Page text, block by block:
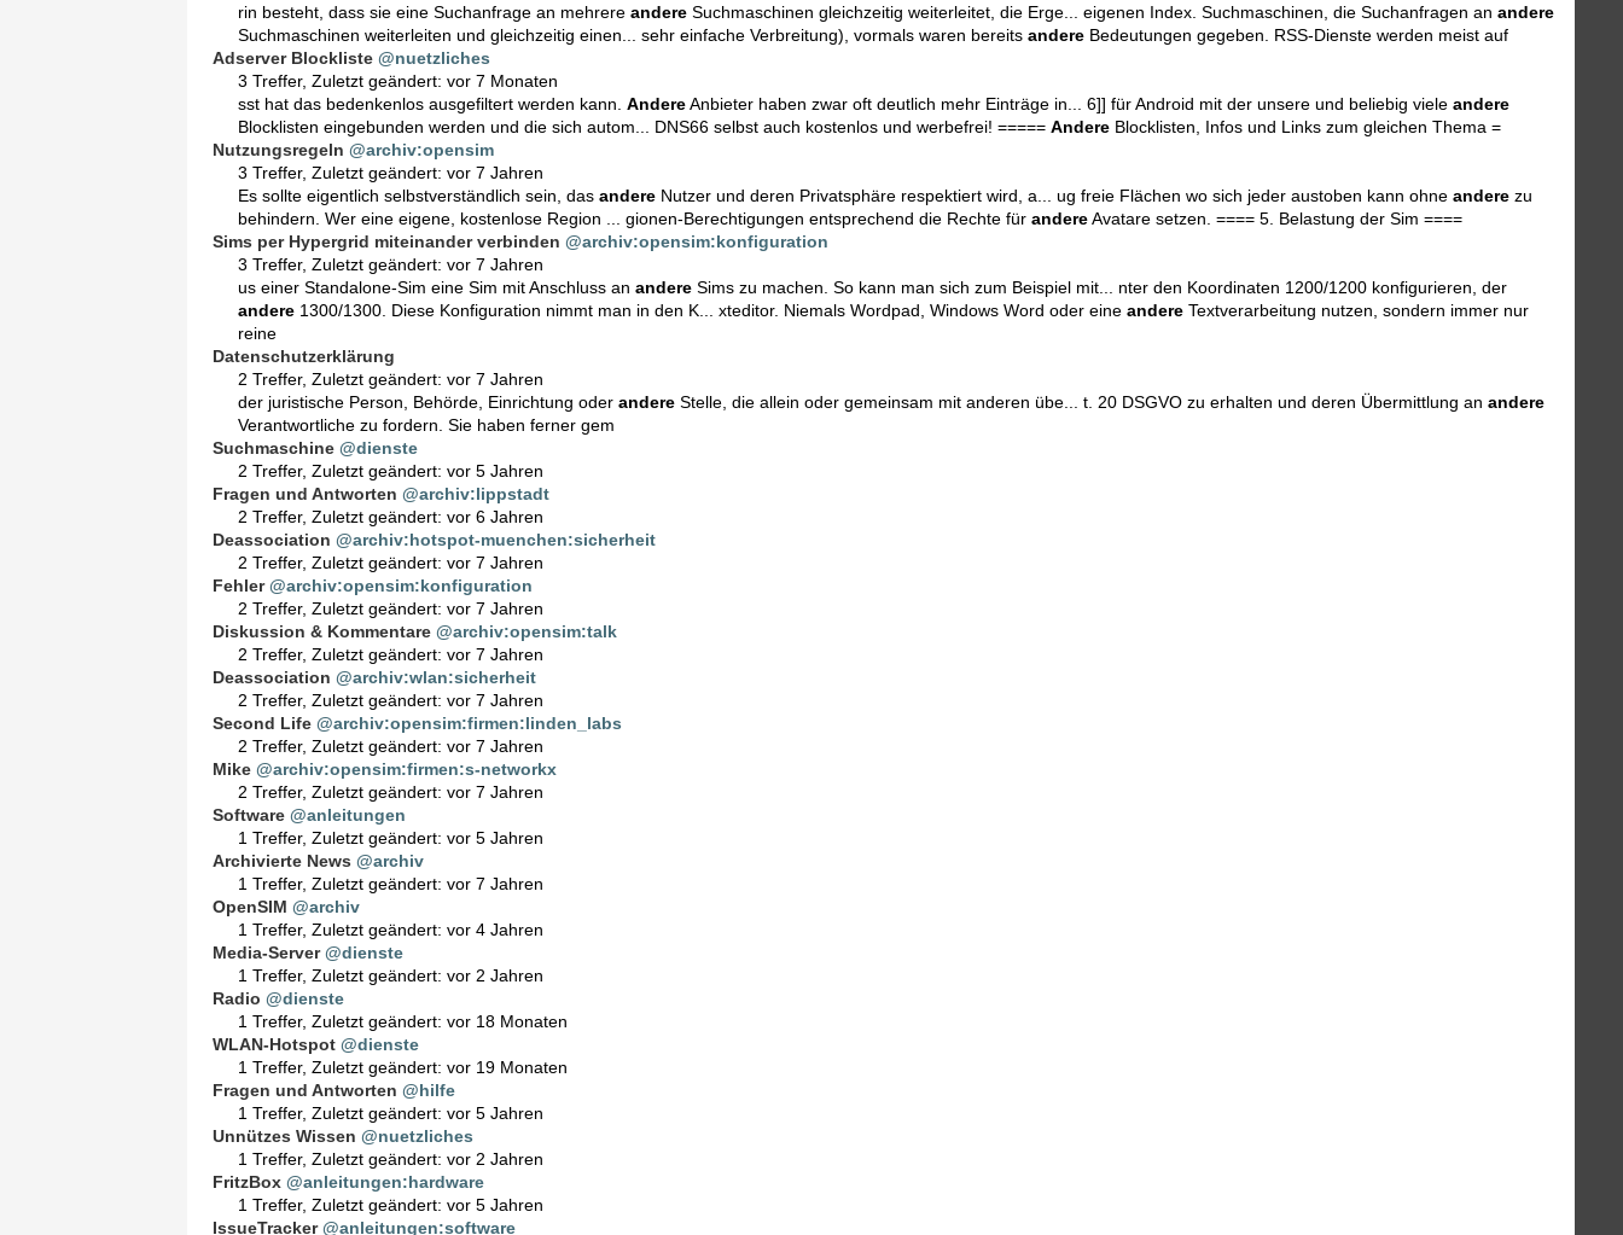
rin besteht, dass sie eine Suchanfrage an mehrere andere Suchmaschinen gleichzeitig weiterleitet, die Erge... eigenen Index. Suchmaschinen, die Suchanfragen an andere
Suchmaschinen weiterleiten und gleichzeitig einen... sehr einfache Verbreitung), vormals waren bereits andere Bedeutungen gegeben. RSS-Dienste werden meist auf
Adserver Blockliste @nuetzliches
3 Treffer, Zuletzt geändert: vor 7 Monaten
sst hat das bedenkenlos ausgefiltert werden kann. AndereAnbieter haben zwar oft deutlich mehr Einträge in... 6]] für Android mit der unsere und beliebig viele andere
Blocklisten eingebunden werden und die sich autom... DNS66 selbst auch kostenlos und werbefrei! ===== Andere Blocklisten, Infos und Links zum gleichen Thema =
Nutzungsregeln @archiv:opensim
3 Treffer, Zuletzt geändert: vor 7 Jahren
Es sollte eigentlich selbstverständlich sein, das andere Nutzer und deren Privatsphäre respektiert wird, a... ug freie Flächen wo sich jeder austoben kann ohne andere zu
behindern. Wer eine eigene, kostenlose Region ... gionen-Berechtigungen entsprechend die Rechte für andereAvatare setzen. ==== 5. Belastung der Sim ====
Sims per Hypergrid miteinander verbinden @archiv:opensim:konfiguration
3 Treffer, Zuletzt geändert: vor 7 Jahren
us einer Standalone-Sim eine Sim mit Anschluss an andere Sims zu machen. So kann man sich zum Beispiel mit... nter den Koordinaten 1200/1200 konfigurieren, der
andere 1300/1300. Diese Konfiguration nimmt man in den K... xteditor. Niemals Wordpad, Windows Word oder eine andere Textverarbeitung nutzen, sondern immer nur
reine
Datenschutzerklärung
2 Treffer, Zuletzt geändert: vor 7 Jahren
der juristische Person, Behörde, Einrichtung oder andere Stelle, die allein oder gemeinsam mit anderen übe... t. 20 DSGVO zu erhalten und deren Übermittlung an andere
Verantwortliche zu fordern. Sie haben ferner gem
Suchmaschine @dienste
2 Treffer, Zuletzt geändert: vor 5 Jahren
Fragen und Antworten @archiv:lippstadt
2 Treffer, Zuletzt geändert: vor 6 Jahren
Deassociation @archiv:hotspot-muenchen:sicherheit
2 Treffer, Zuletzt geändert: vor 7 Jahren
Fehler @archiv:opensim:konfiguration
2 Treffer, Zuletzt geändert: vor 7 Jahren
Diskussion & Kommentare @archiv:opensim:talk
2 Treffer, Zuletzt geändert: vor 7 Jahren
Deassociation @archiv:wlan:sicherheit
2 Treffer, Zuletzt geändert: vor 7 Jahren
Second Life @archiv:opensim:firmen:linden_labs
2 Treffer, Zuletzt geändert: vor 7 Jahren
Mike @archiv:opensim:firmen:s-networkx
2 Treffer, Zuletzt geändert: vor 7 Jahren
Software @anleitungen
1 Treffer, Zuletzt geändert: vor 5 Jahren
Archivierte News @archiv
1 Treffer, Zuletzt geändert: vor 7 Jahren
OpenSIM @archiv
1 Treffer, Zuletzt geändert: vor 4 Jahren
Media-Server @dienste
1 Treffer, Zuletzt geändert: vor 2 Jahren
Radio @dienste
1 Treffer, Zuletzt geändert: vor 18 Monaten
WLAN-Hotspot @dienste
1 Treffer, Zuletzt geändert: vor 19 Monaten
Fragen und Antworten @hilfe
1 Treffer, Zuletzt geändert: vor 5 Jahren
Unnützes Wissen @nuetzliches
1 Treffer, Zuletzt geändert: vor 2 Jahren
FritzBox @anleitungen:hardware
1 Treffer, Zuletzt geändert: vor 5 Jahren
IssueTracker @anleitungen:software